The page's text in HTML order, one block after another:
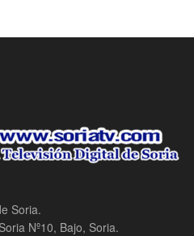
Soria.
Nº10, Bajo, Soria.